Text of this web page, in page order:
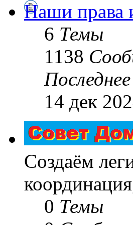
Наши права
6 Темы
1138
14 дек
Создаём
0 Темы